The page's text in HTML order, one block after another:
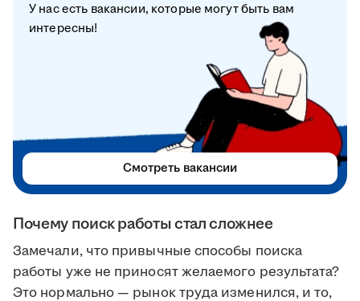
Почему поиск работы стал сложнее
Замечали, что привычные способы поиска
работы уже не приносят желаемого результата?
Это нормально — рынок труда изменился, и то,
У нас есть вакансии, которые могут быть вам
интересны!
Смотреть вакансии